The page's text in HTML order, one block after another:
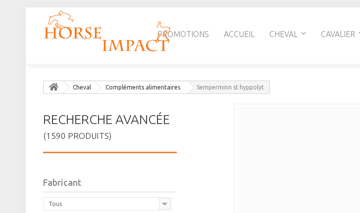
PROMOTIONS ACCUEIL CHEVAL CAVALIER
Cheval Compléments alimentaires Semperminn st hyppolyt
RECHERCHE AVANCÉE
(1590 PRODUITS)
Fabricant
Tous